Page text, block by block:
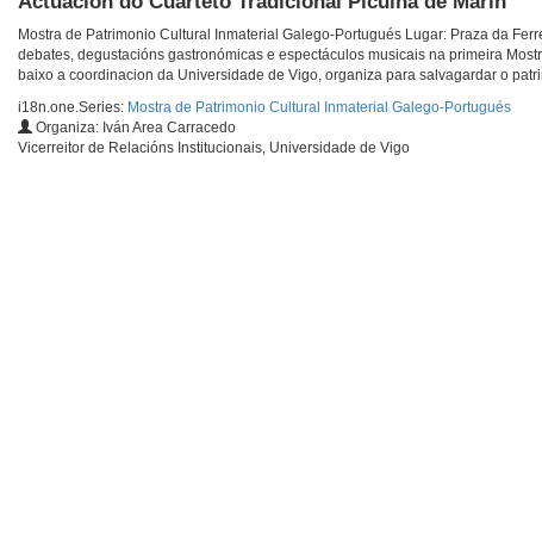
Mostra de Patrimonio Cultural Inmaterial Galego-Portugués Lugar: Praza da
debates, degustacións gastronómicas e espectáculos musicais na primeira
baixo a coordinacion da Universidade de Vigo, organiza para salvagardar o
i18n.one.Series: Mostra de Patrimonio Cultural Inmaterial Galego-Portugués
Organiza: Iván Area Carracedo
Vicerreitor de Relacións Institucionais, Universidade de Vigo